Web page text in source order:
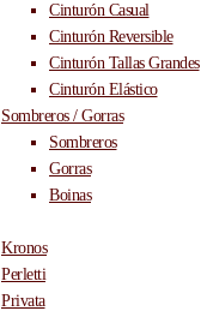
Cinturón Casual
Cinturón Reversible
Cinturón Tallas Grandes
Cinturón Elástico
Sombreros / Gorras
Sombreros
Gorras
Boinas
Kronos
Perletti
Privata